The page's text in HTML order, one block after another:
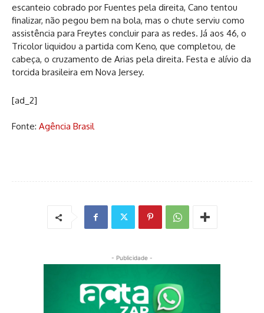
escanteio cobrado por Fuentes pela direita, Cano tentou
finalizar, não pegou bem na bola, mas o chute serviu como
assistência para Freytes concluir para as redes. Já aos 46, o
Tricolor liquidou a partida com Keno, que completou, de
cabeça, o cruzamento de Arias pela direita. Festa e alívio da
torcida brasileira em Nova Jersey.
[ad_2]
Fonte: Agência Brasil
- Publicidade -